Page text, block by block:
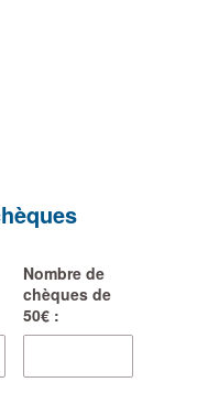
Nombre de
chèques de
50€ :